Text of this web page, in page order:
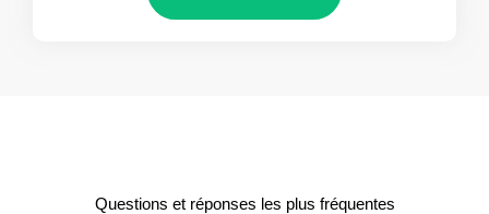
Questions et réponses les plus fréquentes